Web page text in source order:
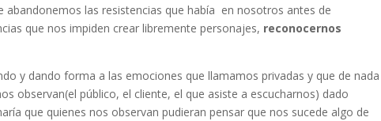
las resistencias que había en nosotros antes de
que nos impiden crear libremente personajes, reconocernos
y dando forma a las emociones que llamamos privadas y que de nada
observan(el público, el cliente, el que asiste a escucharnos) dado
que quienes nos observan pudieran pensar que nos sucede algo de